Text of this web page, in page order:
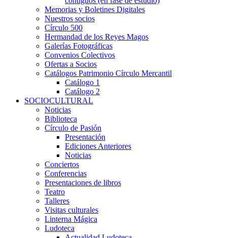
Memorias y Boletines Digitales
Nuestros socios
Círculo 500
Hermandad de los Reyes Magos
Galerías Fotográficas
Convenios Colectivos
Ofertas a Socios
Catálogos Patrimonio Círculo Mercantil
Catálogo 1
Catálogo 2
SOCIOCULTURAL
Noticias
Biblioteca
Círculo de Pasión
Presentación
Ediciones Anteriores
Noticias
Conciertos
Conferencias
Presentaciones de libros
Teatro
Talleres
Visitas culturales
Linterna Mágica
Ludoteca